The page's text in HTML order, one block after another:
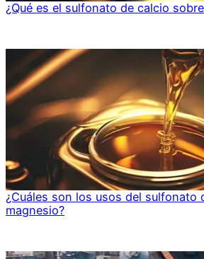
¿Qué es el sulfonato de calcio
¿Cuáles son los usos del sulfonato
magnesio?